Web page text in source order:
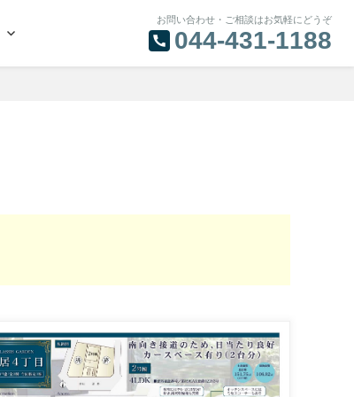
お問い合わせ・ご相談はお気軽にどうぞ
044-431-1188